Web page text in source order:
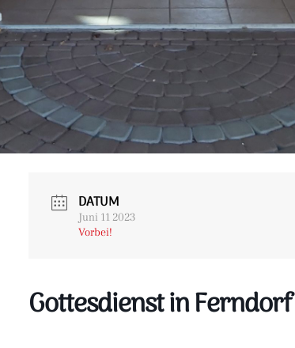
DATUM
Juni 11 2023
Vorbei!
Gottesdienst in Ferndorf